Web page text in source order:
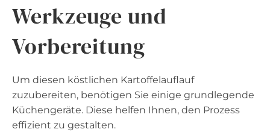
Werkzeuge und
Vorbereitung
Um diesen köstlichen Kartoffelauflauf
zuzubereiten, benötigen Sie einige grundlegende
Küchengeräte. Diese helfen Ihnen, den Prozess
effizient zu gestalten.